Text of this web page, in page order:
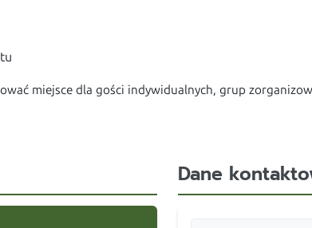
miejsce dla gości indywidualnych, grup
Dane